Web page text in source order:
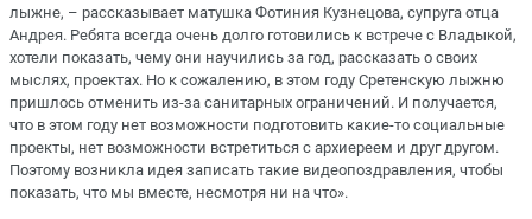
лыжне, – рассказывает матушка Фотиния Кузнецова, супруга отца
Андрея. Ребята всегда очень долго готовились к встрече с Владыкой,
хотели показать, чему они научились за год, рассказать о своих
мыслях, проектах. Но к сожалению, в этом году Сретенскую лыжню
пришлось отменить из-за санитарных ограничений. И получается,
что в этом году нет возможности подготовить какие-то социальные
проекты, нет возможности встретиться с архиереем и друг другом.
Поэтому возникла идея записать такие видеопоздравления, чтобы
показать, что мы вместе, несмотря ни на что».